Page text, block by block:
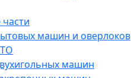
машин и оверлоков
машин